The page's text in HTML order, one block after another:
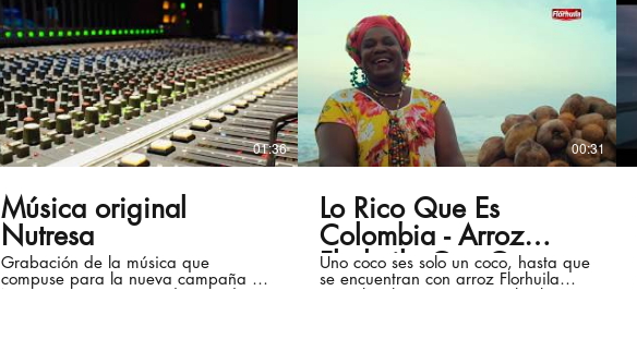
01:36
Música original
Nutresa
Grabación de la música que
compuse para la nueva campaña de
Nutresa, con orquesta de más de 23
00:31
Lo Rico Que Es
Colombia - Arroz
Florhuila Con Coco
Uno coco ses solo un coco, hasta que
se encuentran con arroz Florhuila
Descubre lo rico que es Colombia con